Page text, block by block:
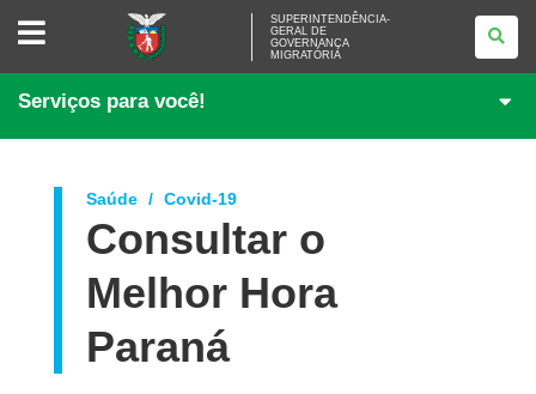
SUPERINTENDÊNCIA-
GOVERNANÇA
SUPERINTENDÊNCIA-
GERAL DE
GOVERNANÇA
MIGRATÓRIA
Serviços para você!
Saúde Covid-19
Consultar o
Melhor Hora
Paraná